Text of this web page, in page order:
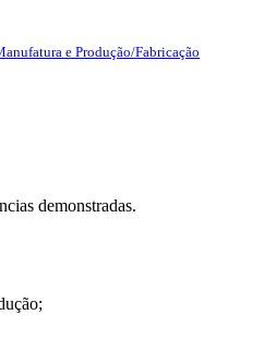
e Produção/Fabricação
demonstradas.